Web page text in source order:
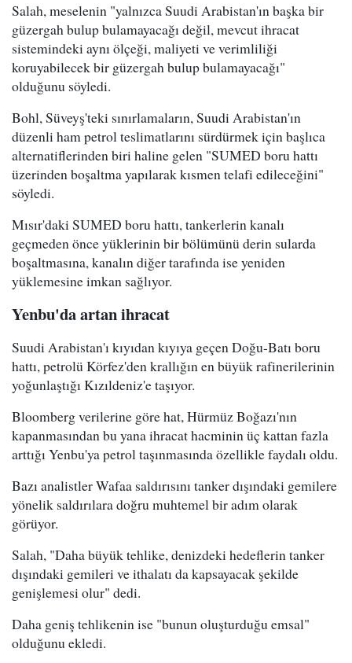
Salah, meselenin "yalnızca Suudi Arabistan'ın başka bir
güzergah bulup bulamayacağı değil, mevcut ihracat
sistemindeki aynı ölçeği, maliyeti ve verimliliği
koruyabilecek bir güzergah bulup bulamayacağı"
olduğunu söyledi.
Bohl, Süveyş'teki sınırlamaların, Suudi Arabistan'ın
düzenli ham petrol teslimatlarını sürdürmek için başlıca
alternatiflerinden biri haline gelen "SUMED boru hattı
üzerinden boşaltma yapılarak kısmen telafi edileceğini"
söyledi.
Mısır'daki SUMED boru hattı, tankerlerin kanalı
geçmeden önce yüklerinin bir bölümünü derin sularda
boşaltmasına, kanalın diğer tarafında ise yeniden
yüklemesine imkan sağlıyor.
Yenbu'da artan ihracat
Suudi Arabistan'ı kıyıdan kıyıya geçen Doğu-Batı boru
hattı, petrolü Körfez'den krallığın en büyük rafinerilerinin
yoğunlaştığı Kızıldeniz'e taşıyor.
Bloomberg verilerine göre hat, Hürmüz Boğazı'nın
kapanmasından bu yana ihracat hacminin üç kattan fazla
arttığı Yenbu'ya petrol taşınmasında özellikle faydalı oldu.
Bazı analistler Wafaa saldırısını tanker dışındaki gemilere
yönelik saldırılara doğru muhtemel bir adım olarak
görüyor.
Salah, "Daha büyük tehlike, denizdeki hedeflerin tanker
dışındaki gemileri ve ithalatı da kapsayacak şekilde
genişlemesi olur" dedi.
Daha geniş tehlikenin ise "bunun oluşturduğu emsal"
olduğunu ekledi.